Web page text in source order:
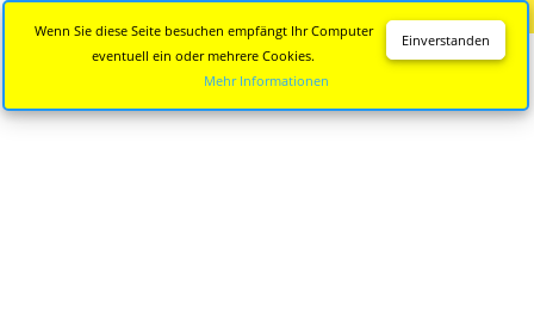
Einverstanden
Wenn Sie diese Seite besuchen empfängt Ihr Computer
eventuell ein oder mehrere Cookies.
Mehr Informationen